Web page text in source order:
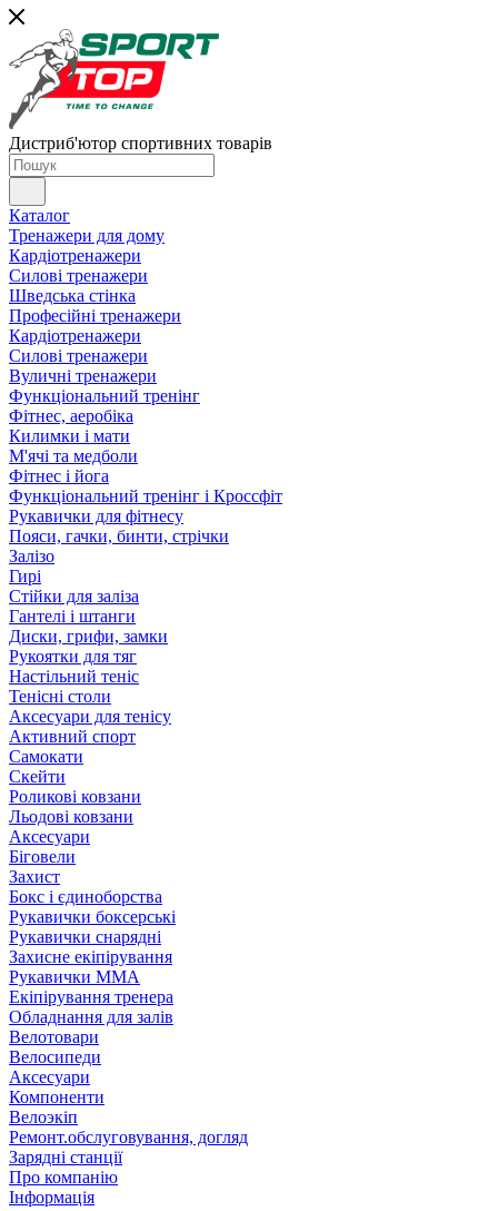
Дистриб'ютор спортивних товарів
Каталог
Тренажери для дому
Кардіотренажери
Силові тренажери
Шведська стінка
Професійні тренажери
Кардіотренажери
Силові тренажери
Вуличні тренажери
Функціональний тренінг
Фітнес, аеробіка
Килимки і мати
М'ячі та медболи
Фітнес і йога
Функціональний тренінг і Кроссфіт
Рукавички для фітнесу
Пояси, гачки, бинти, стрічки
Залізо
Гирі
Стійки для заліза
Гантелі і штанги
Диски, грифи, замки
Рукоятки для тяг
Настільний теніс
Тенісні столи
Аксесуари для тенісу
Активний спорт
Самокати
Скейти
Роликові ковзани
Льодові ковзани
Аксесуари
Біговели
Захист
Бокс і єдиноборства
Рукавички боксерські
Рукавички снарядні
Захисне екіпірування
Рукавички ММА
Екіпірування тренера
Обладнання для залів
Велотовари
Велосипеди
Аксесуари
Компоненти
Велоэкіп
Ремонт.обслуговування, догляд
Зарядні станції
Про компанію
Інформація